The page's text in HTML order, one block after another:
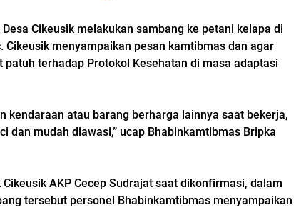
Cikeusik melakukan sambang ke petani kelapa di
Cikeusik menyampaikan pesan kamtibmas dan agar
patuh terhadap Protokol Kesehatan di masa adaptasi
kendaraan atau barang berharga lainnya saat bekerja,
dan mudah diawasi,” ucap Bhabinkamtibmas Bripka
AKP Cecep Sudrajat saat dikonfirmasi, dalam
tersebut personel Bhabinkamtibmas menyampaikan